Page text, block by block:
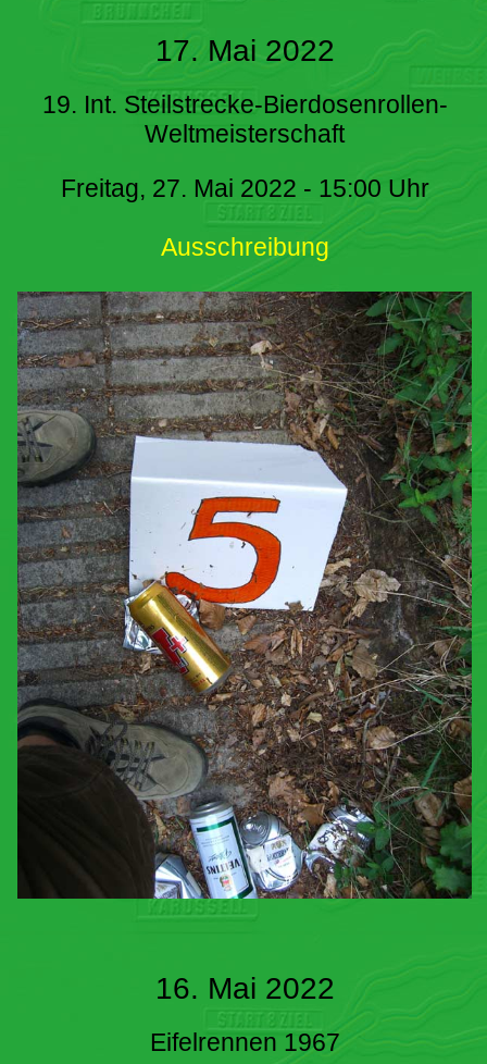
17. Mai 2022
19. Int. Steilstrecke-Bierdosenrollen-
Weltmeisterschaft
Freitag, 27. Mai 2022 - 15:00 Uhr
Ausschreibung
16. Mai 2022
Eifelrennen 1967